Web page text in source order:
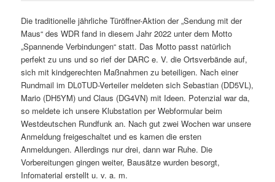
Die traditionelle jährliche Türöffner-Aktion der „Sendung mit der
Maus“ des WDR fand in diesem Jahr 2022 unter dem Motto
„Spannende Verbindungen“ statt. Das Motto passt natürlich
perfekt zu uns und so rief der DARC e. V. die Ortsverbände auf,
sich mit kindgerechten Maßnahmen zu beteiligen. Nach einer
Rundmail im DL0TUD-Verteiler meldeten sich Sebastian (DD5VL),
Mario (DH5YM) und Claus (DG4VN) mit Ideen. Potenzial war da,
so meldete ich unsere Klubstation per Webformular beim
Westdeutschen Rundfunk an. Nach gut zwei Wochen war unsere
Anmeldung freigeschaltet und es kamen die ersten
Anmeldungen. Allerdings nur drei, dann war Ruhe. Die
Vorbereitungen gingen weiter, Bausätze wurden besorgt,
Infomaterial erstellt u. v. a. m.